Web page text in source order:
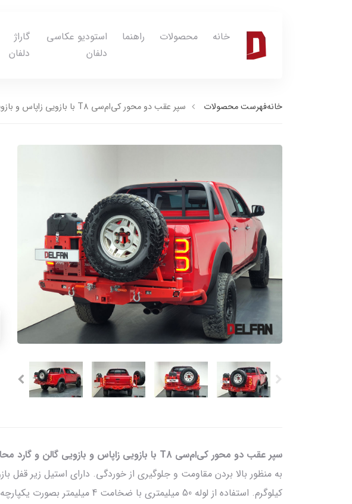
خانه محصولات راهنما
استودیو عکاسی
دلفان
گاراژ
دلفان
خانهفهرست محصولات سپر عقب دو محور کی‌ام‌سی T8 با بازویی زاپاس و بازویی گالن و گارد محافظ گلگیر
سپر عقب دو محور کی‌ام‌سی T8 با بازویی زاپاس و بازویی گالن و گارد محافظ گلگیر